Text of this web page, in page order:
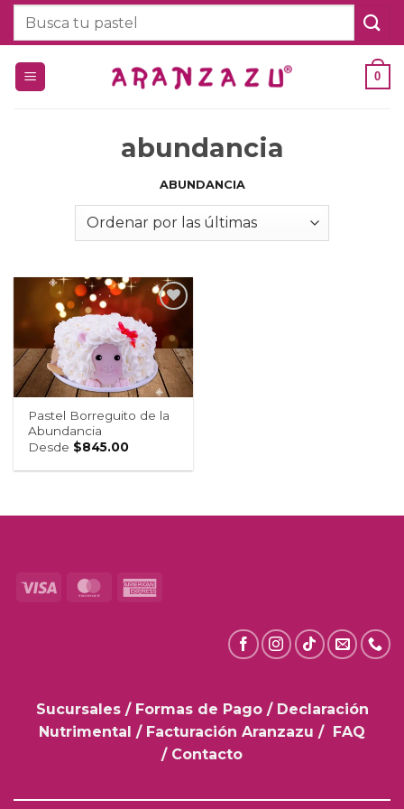
Saltar
Buscar
0
abundancia
ABUNDANCIA
Pastel Borreguito de la
Abundancia
Desde $845.00
Visa MasterCard
Sucursales / Formas de Pago/ Declaración
Nutrimental / Facturación Aranzazu /
FAQ
/ Contacto